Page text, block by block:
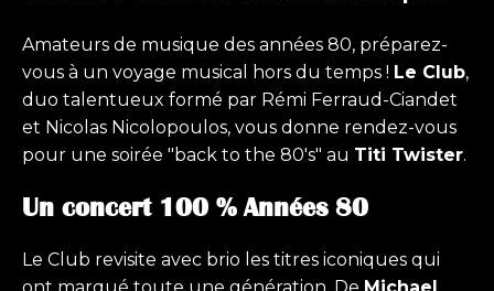
Amateurs de musique des années 80, préparez-
vous à un voyage musical hors du temps ! Le Club,
duo talentueux formé par Rémi Ferraud-Ciandet
et Nicolas Nicolopoulos, vous donne rendez-vous
pour une soirée "back to the 80's" au Titi Twister.
Un concert 100 % Années 80
Le Club revisite avec brio les titres iconiques qui